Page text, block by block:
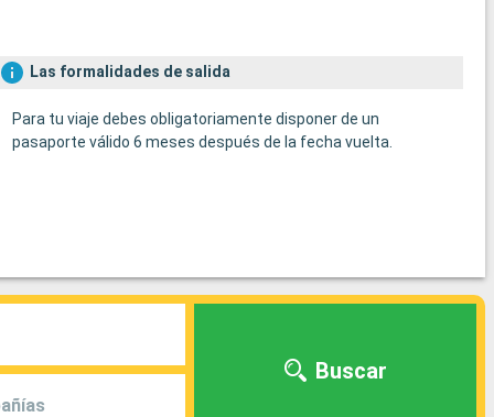
Las formalidades de salida
Para tu viaje debes obligatoriamente disponer de un
pasaporte válido 6 meses después de la fecha vuelta.
Buscar